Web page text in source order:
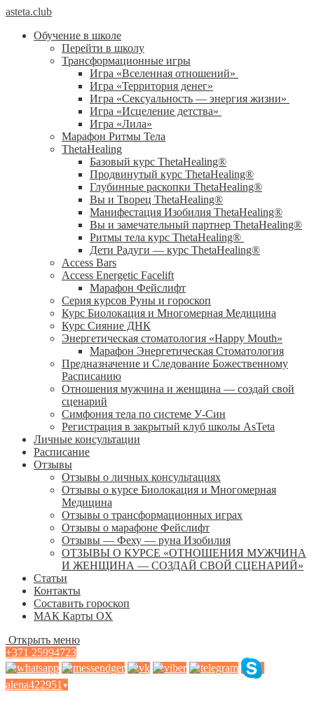
asteta.club
Обучение в школе
Перейти в школу
Трансформационные игры
Игра «Вселенная отношений»
Игра «Территория денег»
Игра «Сексуальность — энергия жизни»
Игра «Исцеление детства»
Игра «Лила»
Марафон Ритмы Тела
ThetaHealing
Базовый курс ThetaHealing®
Продвинутый курс ThetaHealing®
Глубинные раскопки ThetaHealing®
Вы и Творец ThetaHealing®
Манифестация Изобилия ThetaHealing®
Вы и замечательный партнер ThetaHealing®
Ритмы тела курс ThetaHealing®
Дети Радуги — курс ThetaHealing®
Access Bars
Access Energetic Facelift
Марафон Фейслифт
Серия курсов Руны и гороскоп
Курс Биолокация и Многомерная Медицина
Курс Сияние ДНК
Энергетическая стоматология «Happy Mouth»
Марафон Энергетическая Cтоматология
Предназначение и Следование Божественному
Расписанию
Отношения мужчина и женщина — создай свой
сценарий
Симфония тела по системе У-Син
Регистрация в закрытый клуб школы AsTeta
Личные консультации
Расписание
Отзывы
Отзывы о личных консультациях
Отзывы о курсе Биолокация и Многомерная
Медицина
Отзывы о трансформационных играх
Отзывы о марафоне Фейслифт
Отзывы — Феху — руна Изобилия
ОТЗЫВЫ О КУРСЕ «ОТНОШЕНИЯ МУЖЧИНА
И ЖЕНЩИНА — СОЗДАЙ СВОЙ СЦЕНАРИЙ»
Статьи
Контакты
Составить гороскоп
МАК Карты OХ
Открыть меню
+371 25994723
alena422951 ▾